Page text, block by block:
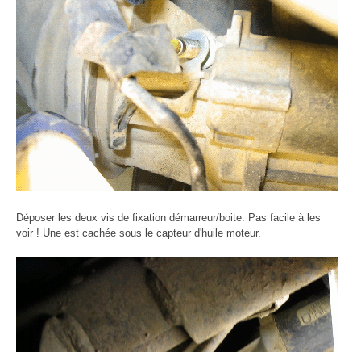
Déposer les deux vis de fixation démarreur/boite. Pas facile à les
voir ! Une est cachée sous le capteur d'huile moteur.